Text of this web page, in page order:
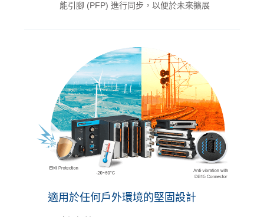
能引腳 (PFP​​) 進行同步，以便於未來擴展
適用於任何戶外環境的堅固設計